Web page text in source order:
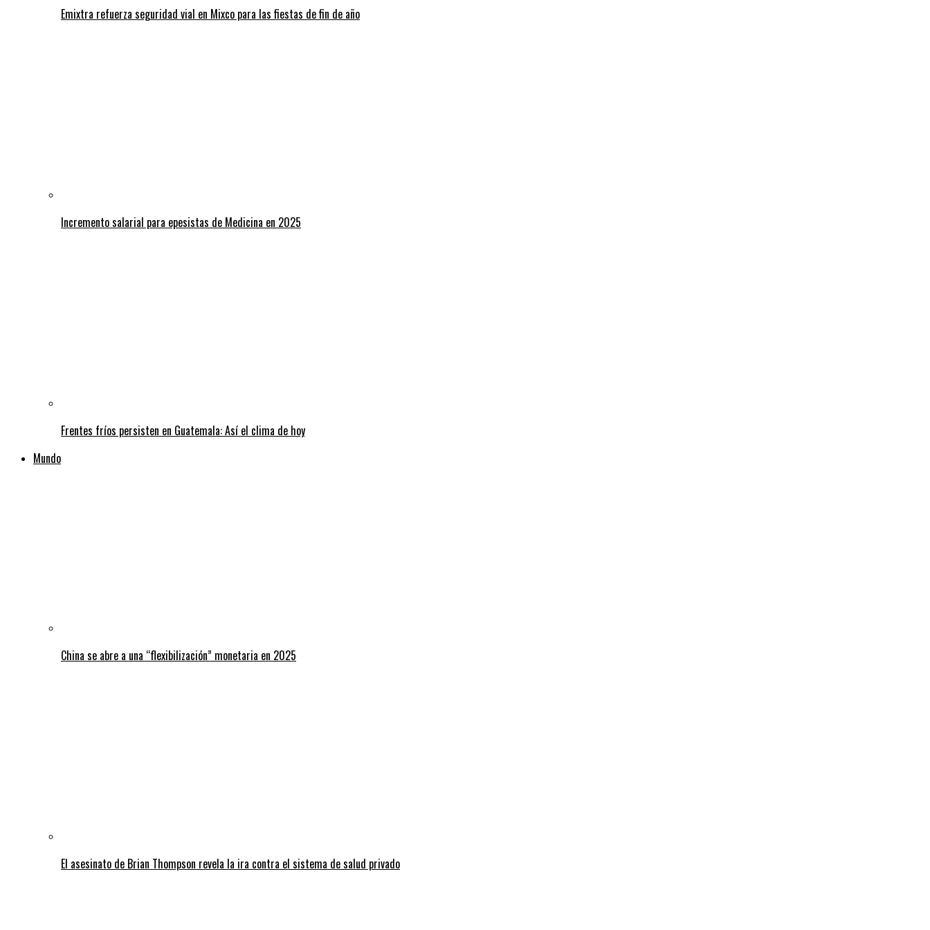
Emixtra refuerza seguridad vial en Mixco para las fiestas de fin de año
Incremento salarial para epesistas de Medicina en 2025
Frentes fríos persisten en Guatemala: Así el clima de hoy
Mundo
China se abre a una “flexibilización” monetaria en 2025
El asesinato de Brian Thompson revela la ira contra el sistema de salud privado